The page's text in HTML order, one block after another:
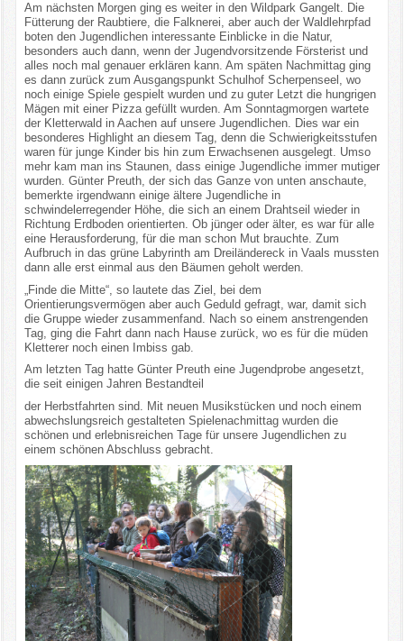
Am nächsten Morgen ging es weiter in den Wildpark Gangelt. Die
Fütterung der Raubtiere, die Falknerei, aber auch der Waldlehrpfad
boten den Jugendlichen interessante Einblicke in die Natur,
besonders auch dann, wenn der Jugendvorsitzende Försterist und
alles noch mal genauer erklären kann. Am späten Nachmittag ging
es dann zurück zum Ausgangspunkt Schulhof Scherpenseel, wo
noch einige Spiele gespielt wurden und zu guter Letzt die hungrigen
Mägen mit einer Pizza gefüllt wurden. Am Sonntagmorgen wartete
der Kletterwald in Aachen auf unsere Jugendlichen. Dies war ein
besonderes Highlight an diesem Tag, denn die Schwierigkeitsstufen
waren für junge Kinder bis hin zum Erwachsenen ausgelegt. Umso
mehr kam man ins Staunen, dass einige Jugendliche immer mutiger
wurden. Günter Preuth, der sich das Ganze von unten anschaute,
bemerkte irgendwann einige ältere Jugendliche in
schwindelerregender Höhe, die sich an einem Drahtseil wieder in
Richtung Erdboden orientierten. Ob jünger oder älter, es war für alle
eine Herausforderung, für die man schon Mut brauchte. Zum
Aufbruch in das grüne Labyrinth am Dreiländereck in Vaals mussten
dann alle erst einmal aus den Bäumen geholt werden.
„Finde die Mitte“, so lautete das Ziel, bei dem
Orientierungsvermögen aber auch Geduld gefragt, war, damit sich
die Gruppe wieder zusammenfand. Nach so einem anstrengenden
Tag, ging die Fahrt dann nach Hause zurück, wo es für die müden
Kletterer noch einen Imbiss gab.
Am letzten Tag hatte Günter Preuth eine Jugendprobe angesetzt,
die seit einigen Jahren Bestandteil
der Herbstfahrten sind. Mit neuen Musikstücken und noch einem
abwechslungsreich gestalteten Spielenachmittag wurden die
schönen und erlebnisreichen Tage für unsere Jugendlichen zu
einem schönen Abschluss gebracht.